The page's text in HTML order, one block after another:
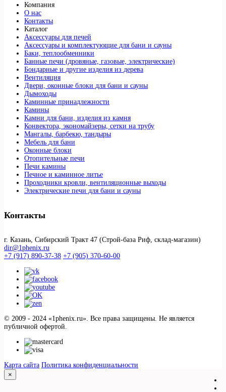
Компания
О нас
Контакты
Каталог
Аксессуары для печей
Аксессуары и комплектующие для бани и сауны
Баки, теплообменники
Банные печи (дровяные, газовые, электрические)
Бондарные и другие изделия из дерева
Вентиляция
Двери, оконные блоки для бани и сауны
Дымоходы
Каминные принадлежности
Камины
Камни для бани, изделия из камня
Конвектора, экономайзеры, сетки на трубу
Мангалы, барбекю, тандыры
Мебель для бани
Оконные блоки
Отопительные печи
Печи камины
Печное и каминное литье
Проходники кровли, вeнтиляционные выходы
Электрические печи для бани и сауны
Контакты
г. Казань, Сибирский Тракт 47 (Строй-база Риф, склад-магазин)
dir@1phenix.ru
+7 (917) 890-37-38 +7 (905) 370-60-00
© 2009 - 2024 «1phenix.ru». Все права защищены. Не является
публичной офертой.
Карта сайта Политика конфиденциальности
×